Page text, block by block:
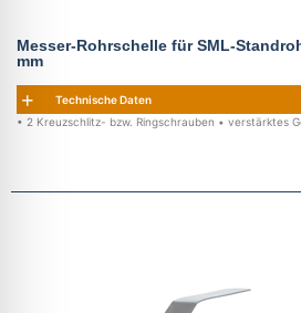
Messer-Rohrschelle für SML-
mm
Technische Daten
• 2 Kreuzschlitz- bzw. Ringschrauben • verstärktes